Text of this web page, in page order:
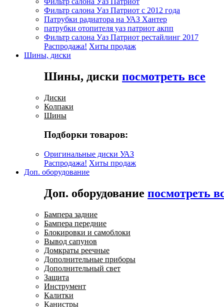
Фильтр салона Уаз Патриот с 2012 года
Патрубки радиатора на УАЗ Хантер
патрубки отопителя уаз патриот акпп
Фильтр салона Уаз Патриот рестайлинг 2017
Распродажа! Хиты продаж
Шины, диски
Шины, диски посмотреть все
Диски
Колпаки
Шины
Подборки товаров:
Оригинальные диски УАЗ
Распродажа! Хиты продаж
Доп. оборудование
Доп. оборудование посмотреть
Бампера задние
Бампера передние
Блокировки и самоблоки
Вывод сапунов
Домкраты реечные
Дополнительные приборы
Дополнительный свет
Защита
Инструмент
Калитки
Канистры